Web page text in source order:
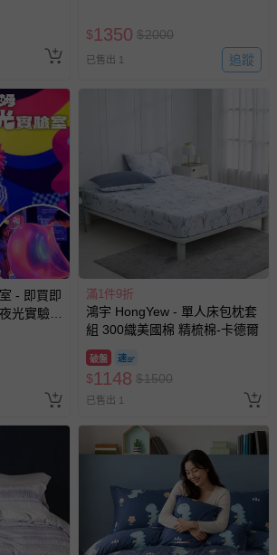
有7天的鑑賞期／猶豫期權益，但此期間
所退回的商品必須是未經使用的全新狀態，
件、說明文件及贈品等。
收到商品7天（含例假日內提出），如為
的運費，將由媽咪愛負責處理，若非瑕疵
詢訂單』>『已出貨』中查詢該筆訂單，
』即可進行申請。若有相關退貨問題，請
客服ID: @mamilove我們將依序為您處理
贈…等活動，如因部份退貨，而該訂單保
檻，將以原價計算，活動贈品亦需一併退
者保護法的規定，不適用七天鑑賞期/猶
（例如客製生日書、姓名貼等）。
或雜誌（惟書籍如經拆封、使用，則酌收整
之影音商品或電腦軟體（例如 DVD、CD
$1350 $2000
已售出 1 追蹤
- 即買即
光實驗室
期現場憑
廢) (大
需購票))
滿1件9折
鴻宇 HongYew - 單人床包枕套
組 300織美國棉 精梳棉-卡德爾
破盤
$1148 $1500
已售出 1